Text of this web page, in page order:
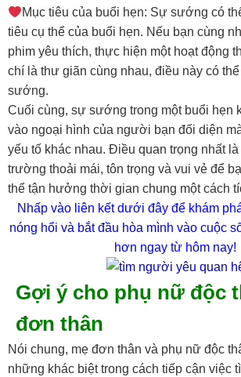
Mục tiêu của buổi hẹn: Sự sướng có
tiêu cụ thể của buổi hẹn. Nếu bạn cùng
phim yêu thích, thực hiện một hoạt động
chí là thư giãn cùng nhau, điều này có
sướng.
Cuối cùng, sự sướng trong một buổi hẹn
vào ngoại hình của người bạn đối diện
yếu tố khác nhau. Điều quan trọng nhất là
trường thoải mái, tôn trọng và vui vẻ để
thể tận hưởng thời gian chung một cách
Nhấp vào liên kết dưới đây để khám
nóng hổi và bắt đầu hòa mình vào cuộc
hơn ngay từ hôm nay!
Gợi ý cho phụ nữ độc
đơn thân
Nói chung, mẹ đơn thân và phụ nữ độc
những khác biệt trong cách tiếp cận việc